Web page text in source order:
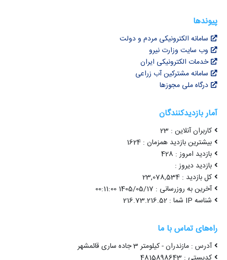
پیوندها
سامانه الکترونیکی مردم و دولت
وب سایت وزارت نیرو
خدمات الکترونیکی ایران
سامانه مشترکین آب زراعی
درگاه ملی مجوزها
آمار بازدیدکنندگان
کاربران آنلاین : 23
بیشترین بازدید همزمان : 1624
بازدید امروز : 428
بازدید دیروز :
کل بازدید : 23,078,534
آخرین به روزرسانی : 1405/05/17 00:11:00
شناسه IP شما : 216.73.216.52
راه‌های تماس با ما
آدرس : مازندران - کیلومتر 3 جاده ساری قائمشهر